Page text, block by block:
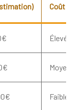
Coût
Élevé
Moyen
Faible